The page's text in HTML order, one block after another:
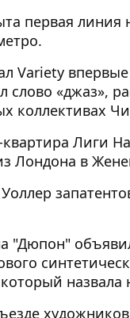
первая линия
Variety впервые
слово «джаз»,
коллективах
Лиги
Лондона в
"Дюпон"
назвала